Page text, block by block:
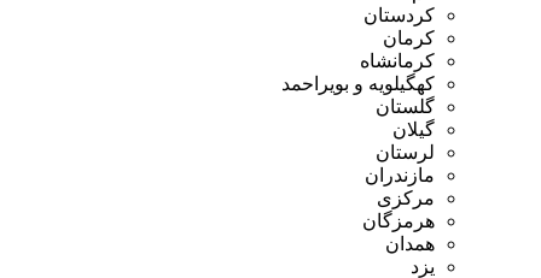
کردستان
کرمان
کرمانشاه
کهگیلویه و بویراحمد
گلستان
گیلان
لرستان
مازندران
مرکزی
هرمزگان
همدان
یزد